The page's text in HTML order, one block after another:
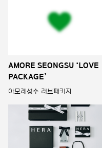
AMORE SEONGSU ‘LOVE
PACKAGE’
아모레성수 러브패키지